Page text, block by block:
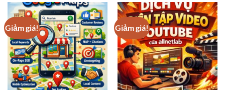
Giảm giá! Giảm giá!